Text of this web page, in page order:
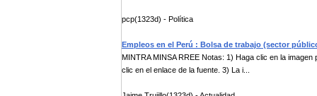
pcp(1323d) - Política
Empleos en el Perú : Bolsa de trabajo (sector
MINTRA MINSA RREE Notas: 1) Haga clic en la
clic en el enlace de la fuente. 3) La i...